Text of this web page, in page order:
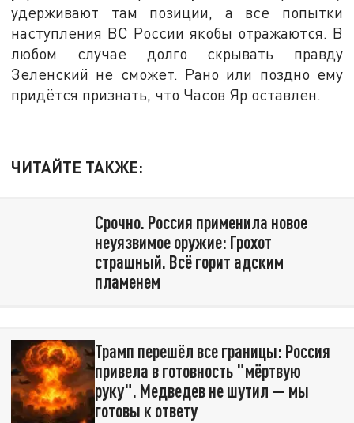
удерживают там позиции, а все попытки
наступления ВС России якобы отражаются. В
любом случае долго скрывать правду
Зеленский не сможет. Рано или поздно ему
придётся признать, что Часов Яр оставлен.
ЧИТАЙТЕ ТАКЖЕ:
Срочно. Россия применила новое
неуязвимое оружие: Грохот
страшный. Всё горит адским
пламенем
Трамп перешёл все границы: Россия
привела в готовность "мёртвую
руку". Медведев не шутил — мы
готовы к ответу